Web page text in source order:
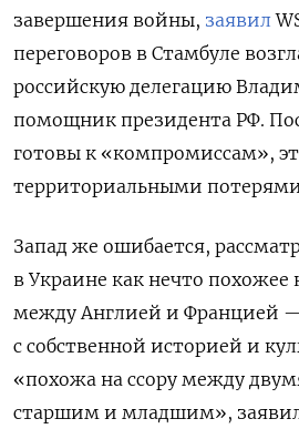
завершения войны, заявил
переговоров в Стамбуле
российскую делегацию
помощник президента РФ.
готовы к «компромиссам»,
территориальными
Запад же ошибается,
в Украине как нечто
между Англией и Францией
с собственной историей и
«похожа на ссору между
старшим и младшим»,